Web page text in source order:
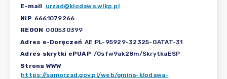
E-mail
urzad@klodawa.wlkp.pl
NIP 6661079266
REGON 000530399
Adres e-Doręczeń AE:PL-95929-32325-GATAT-31
Adres skrytki ePUAP /0sfw9ak28m/SkrytkaESP
Strona WWW
https://samorzad.gov.pl/web/gmina-klodawa-